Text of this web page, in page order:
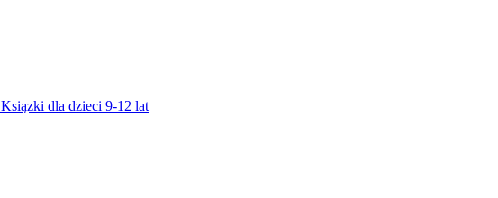
Ksiązki dla dzieci 9-12 lat